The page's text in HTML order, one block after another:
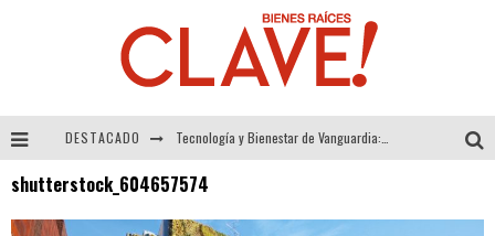
DESTACADO
Alexandra Bedoya – La Constancia detrás de La Paletería
shutterstock_604657574